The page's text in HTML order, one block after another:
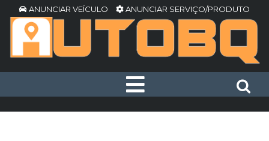
ANUNCIAR VEÍCULO ANUNCIAR SERVIÇO/PRODUTO